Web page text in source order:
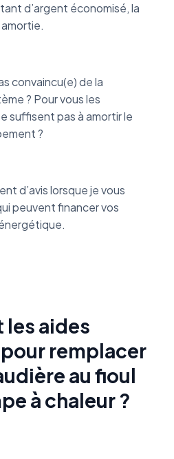
d’argent économisé, la
convaincu(e) de la
? Pour vous les
suffisent pas à amortir le
?
d’avis lorsque je vous
peuvent financer vos
les aides
remplacer
au fioul
à chaleur ?